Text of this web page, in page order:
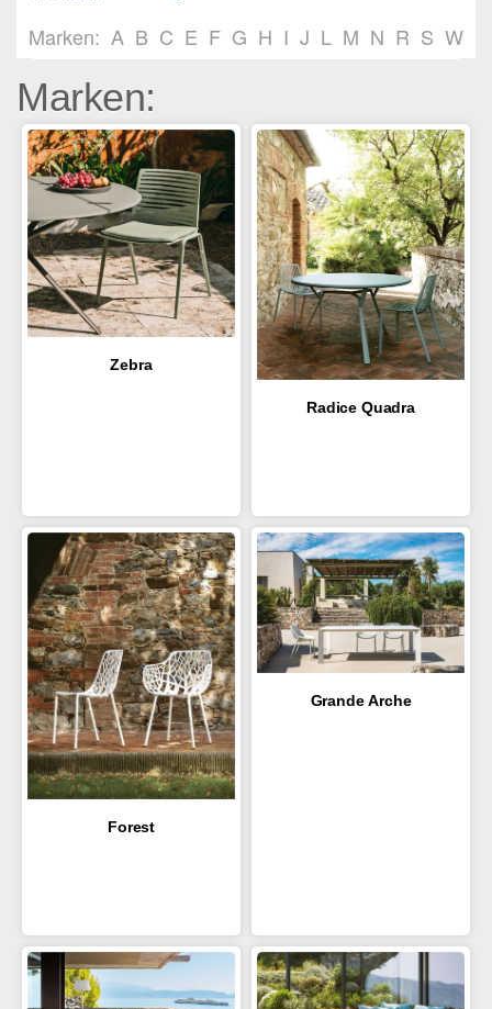
Marken: A B C E F G H I J L M N R S W
Marken:
Zebra
Radice Quadra
Forest
Grande Arche